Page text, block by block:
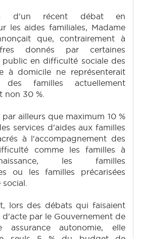
d'un récent débat en
les aides familiales, Madame
que, contrairement à
donnés par certaines
public en difficulté sociale des
à domicile ne représenterait
familles actuellement
non 30 %.
ailleurs que maximum 10 %
services d'aides aux familles
à l'accompagnement des
comme les familles à
les familles
ou les familles précarisées
lors des débats qui faisaient
d'acte par le Gouvernement de
assurance autonomie, elle